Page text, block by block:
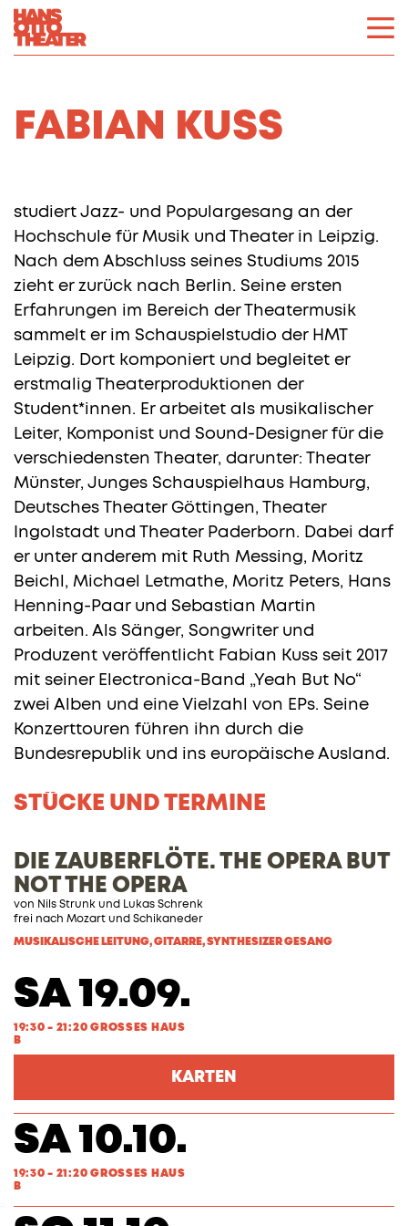
FABIAN KUSS
studiert Jazz- und Populargesang an der
Hochschule für Musik und Theater in Leipzig.
Nach dem Abschluss seines Studiums 2015
zieht er zurück nach Berlin. Seine ersten
Erfahrungen im Bereich der Theatermusik
sammelt er im Schauspielstudio der HMT
Leipzig. Dort komponiert und begleitet er
erstmalig Theaterproduktionen der
Student*innen. Er arbeitet als musikalischer
Leiter, Komponist und Sound-Designer für die
verschiedensten Theater, darunter: Theater
Münster, Junges Schauspielhaus Hamburg,
Deutsches Theater Göttingen, Theater
Ingolstadt und Theater Paderborn. Dabei darf
er unter anderem mit Ruth Messing, Moritz
Beichl, Michael Letmathe, Moritz Peters, Hans
Henning-Paar und Sebastian Martin
arbeiten. Als Sänger, Songwriter und
Produzent veröffentlicht Fabian Kuss seit 2017
mit seiner Electronica-Band „Yeah But No“
zwei Alben und eine Vielzahl von EPs. Seine
Konzerttouren führen ihn durch die
Bundesrepublik und ins europäische Ausland.
STÜCKE UND TERMINE
DIE ZAUBERFLÖTE. THE OPERA BUT
NOT THE OPERA
von Nils Strunk und Lukas Schrenk
frei nach Mozart und Schikaneder
MUSIKALISCHE LEITUNG, GITARRE, SYNTHESIZER GESANG
SA 19.09.
19:30 - 21:20 GROSSES HAUS
B
KARTEN
SA 10.10.
19:30 - 21:20 GROSSES HAUS
B